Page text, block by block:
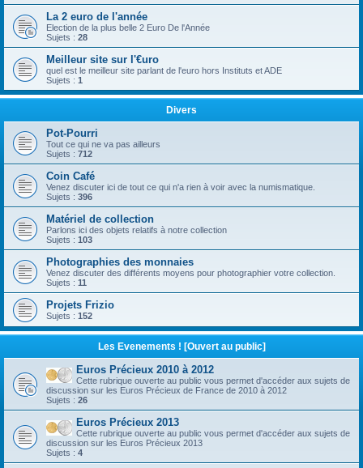
La 2 euro de l'année
Election de la plus belle 2 Euro De l'Année
Sujets : 28
Meilleur site sur l'€uro
quel est le meilleur site parlant de l'euro hors Instituts et ADE
Sujets : 1
Divers
Pot-Pourri
Tout ce qui ne va pas ailleurs
Sujets : 712
Coin Café
Venez discuter ici de tout ce qui n'a rien à voir avec la numismatique.
Sujets : 396
Matériel de collection
Parlons ici des objets relatifs à notre collection
Sujets : 103
Photographies des monnaies
Venez discuter des différents moyens pour photographier votre collection.
Sujets : 11
Projets Frizio
Sujets : 152
Les Evenements ! [Ouvert au public]
Euros Précieux 2010 à 2012
Cette rubrique ouverte au public vous permet d'accéder aux sujets de
discussion sur les Euros Précieux de France de 2010 à 2012
Sujets : 26
Euros Précieux 2013
Cette rubrique ouverte au public vous permet d'accéder aux sujets de
discussion sur les Euros Précieux 2013
Sujets : 4